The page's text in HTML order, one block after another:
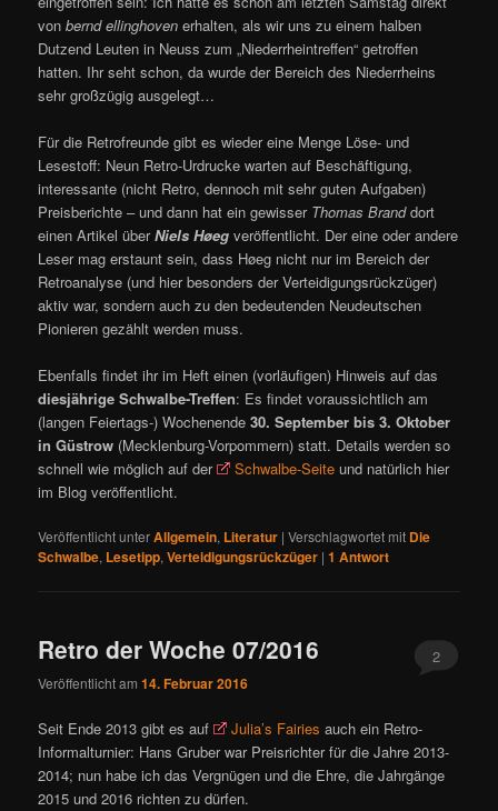
vonbernd ellinghoven erhalten, als wir uns zu einem halben
Dutzend Leuten in Neuss zum „Niederrheintreffen“ getroffen
hatten. Ihr seht schon, da wurde der Bereich des Niederrheins
sehr großzügig ausgelegt…
Für die Retrofreunde gibt es wieder eine Menge Löse- und
Lesestoff: Neun Retro-Urdrucke warten auf Beschäftigung,
interessante (nicht Retro, dennoch mit sehr guten Aufgaben)
Preisberichte – und dann hat ein gewisser Thomas Branddort
einen Artikel überNiels Høeg veröffentlicht. Der eine oder andere
Leser mag erstaunt sein, dass Høeg nicht nur im Bereich der
Retroanalyse (und hier besonders der Verteidigungsrückzüger)
aktiv war, sondern auch zu den bedeutenden Neudeutschen
Pionieren gezählt werden muss.
Ebenfalls findet ihr im Heft einen (vorläufigen) Hinweis auf das
diesjährige Schwalbe-Treffen: Es findet voraussichtlich am
(langen Feiertags-) Wochenende30. September bis 3. Oktober
in Güstrow (Mecklenburg-Vorpommern) statt. Details werden so
schnell wie möglich auf der
Schwalbe-Seite und natürlich hier
im Blog veröffentlicht.
Veröffentlicht unterAllgemein, Literatur |Verschlagwortet mit Die
Schwalbe, Lesetipp,Verteidigungsrückzüger |1 Antwort
Retro der Woche 07/2016
Veröffentlicht am14. Februar 2016
2
Seit Ende 2013 gibt es auf Julia’s Fairies auch ein Retro-
Informalturnier: Hans Gruber war Preisrichter für die Jahre 2013-
2014; nun habe ich das Vergnügen und die Ehre, die Jahrgänge
2015 und 2016 richten zu dürfen.